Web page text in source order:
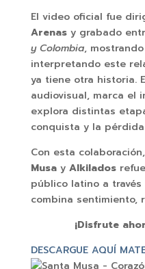
El video oficial fue
Arenasy grabado
y Colombia,
interpretando este
ya tiene otra historia.
audiovisual, marca el
explora distintas
conquista y la
Con esta colaboración,
Musa yAlkilados
público latino a
combina sentimiento,
¡Disfrute
DESCARGUE AQUÍ